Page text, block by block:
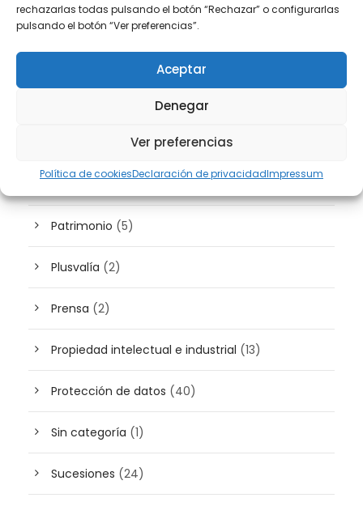
rechazarlas todas pulsando el botón “Rechazar” o configurarlas
pulsando el botón “Ver preferencias”.
Aceptar
Denegar
Ver preferencias
Política de cookiesDeclaración de privacidadImpressum
Derecho Laboral(44)
(40)
(10)
Patrimonio (5)
Plusvalía (2)
Prensa (2)
Propiedad intelectual e industrial (13)
Protección de datos (40)
Sin categoría (1)
Sucesiones (24)